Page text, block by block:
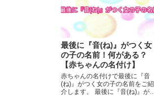
最後に『音(ね)』がつく女
の子の名前！何がある？
【赤ちゃんの名付け】
赤ちゃんの名付けで最後に『音
(ね)』がつく女の子の名前をご紹
介します。 最後に『音(ね)』が